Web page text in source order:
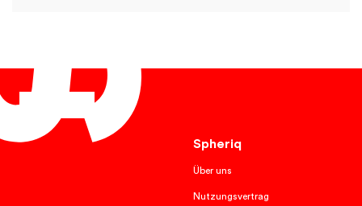
Spheriq
Über uns
Nutzungsvertrag